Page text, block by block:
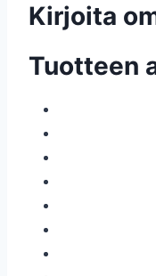
Kirjoita
Tuotteen